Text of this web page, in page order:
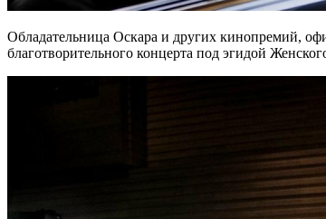
Обладательница Оскара и других кинопремий,
благотворительного концерта под эгидой